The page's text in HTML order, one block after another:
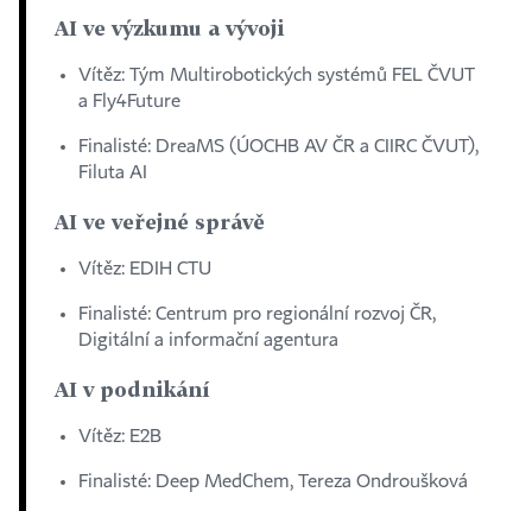
AI ve výzkumu a vývoji
Vítěz: Tým Multirobotických systémů FEL ČVUT
a Fly4Future
Finalisté: DreaMS (ÚOCHB AV ČR a CIIRC ČVUT),
Filuta AI
AI ve veřejné správě
Vítěz: EDIH CTU
Finalisté: Centrum pro regionální rozvoj ČR,
Digitální a informační agentura
AI v podnikání
Vítěz: E2B
Finalisté: Deep MedChem, Tereza Ondroušková